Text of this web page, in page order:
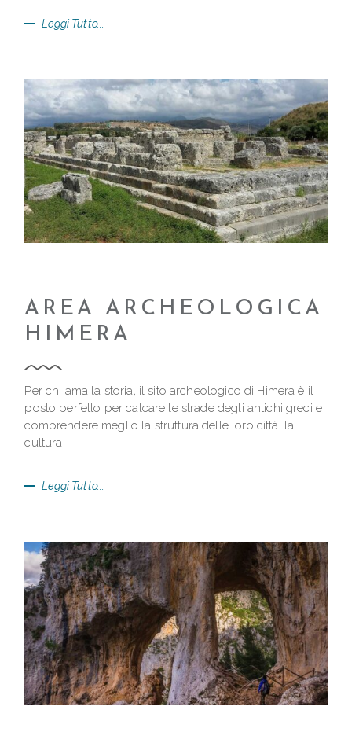
Leggi Tutto...
AREA ARCHEOLOGICA
HIMERA
Per chi ama la storia, il sito archeologico di Himera è il
posto perfetto per calcare le strade degli antichi greci e
comprendere meglio la struttura delle loro città, la
cultura
Leggi Tutto...